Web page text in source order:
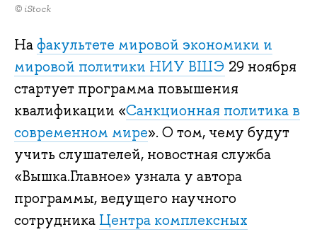
© iStock
Нафакультете мировой экономики и
мировой политики НИУ ВШЭ 29 ноября
стартует программа повышения
квалификации «Санкционная политика в
современном мире». О том, чему будут
учить слушателей, новостная служба
«Вышка.Главное» узнала у автора
программы, ведущего научного
сотрудника Центра комплексных